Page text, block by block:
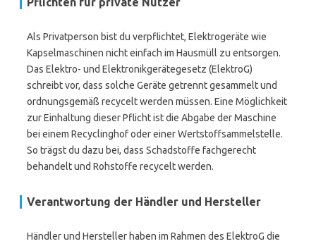
Als Privatperson bist du verpflichtet, Elektrogeräte wie
Kapselmaschinen nicht einfach im Hausmüll zu entsorgen.
Das Elektro- und Elektronikgerätegesetz (ElektroG)
schreibt vor, dass solche Geräte getrennt gesammelt und
ordnungsgemäß recycelt werden müssen. Eine Möglichkeit
zur Einhaltung dieser Pflicht ist die Abgabe der Maschine
bei einem Recyclinghof oder einer Wertstoffsammelstelle.
So trägst du dazu bei, dass Schadstoffe fachgerecht
behandelt und Rohstoffe recycelt werden.
Verantwortung der Händler und Hersteller
Händler und Hersteller haben im Rahmen des ElektroG die